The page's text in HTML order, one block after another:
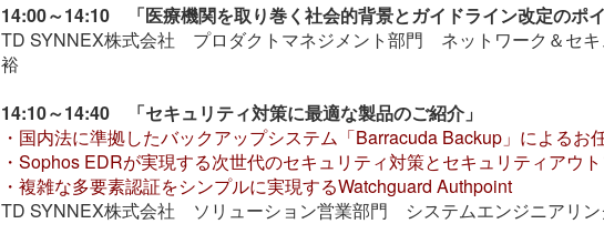
14:00～14:10 「医療機関を取り巻く社会的背景とガイドライン改定のポイ
TD SYNNEX株式会社 プロダクトマネジメント部門 ネットワーク＆セ
裕
14:10～14:40 「セキュリティ対策に最適な製品のご紹介」
・国内法に準拠したバックアップシステム「Barracuda Backup」によるお
・Sophos EDRが実現する次世代のセキュリティ対策とセキュリティアウ
・複雑な多要素認証をシンプルに実現するWatchguard Authpoint
TD SYNNEX株式会社 ソリューション営業部門 システムエンジニアリ